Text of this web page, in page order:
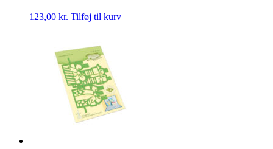
123,00 kr. Tilføj til kurv